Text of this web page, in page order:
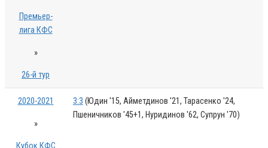
Премьер-
лига КФС
»
26-й тур
2020-2021
»
3:3 (Юдин '15, Айметдинов '21, Тарасенко '24,
Пшеничников '45+1, Нуридинов '62, Супрун '70)